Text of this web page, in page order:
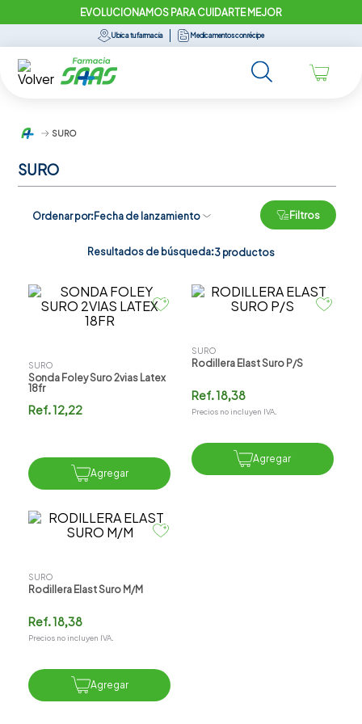
EVOLUCIONAMOS PARA CUIDARTE MEJOR
Ubica tu farmacia Medicamentos con récipe
SURO
SURO
Ordenar por Fecha de lanzamiento Filtros
Resultados de búsqueda:3 productos
SURO
Sonda Foley Suro 2vias Latex
18fr
Ref.12,22
Agregar
SURO
Rodillera Elast Suro P/s
Ref.18,38
Precios no incluyen IVA.
Agregar
SURO
Rodillera Elast Suro M/m
Ref.18,38
Precios no incluyen IVA.
Agregar